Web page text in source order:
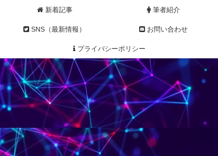
新着記事 筆者紹介
SNS（最新情報） お問い合わせ
プライバシーポリシー